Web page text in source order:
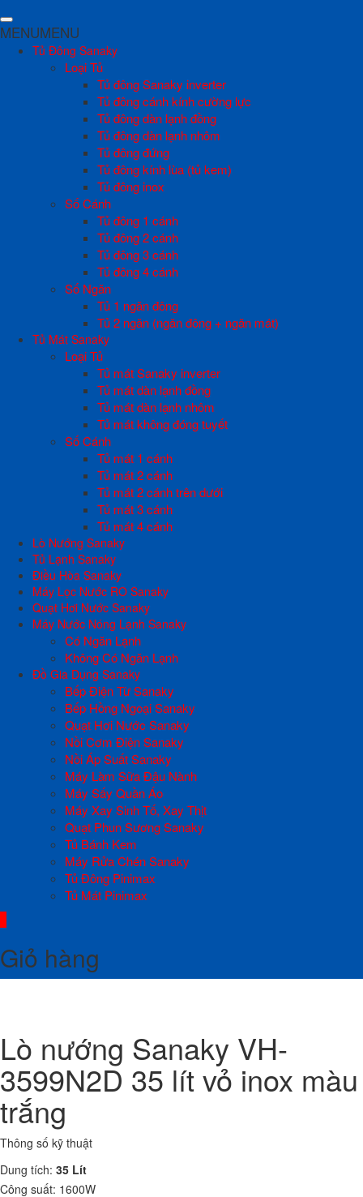
MENUMENU
Tủ Đông Sanaky
Loại Tủ
Tủ đông Sanaky inverter
Tủ đông cánh kính cường lực
Tủ đông dàn lạnh đồng
Tủ đông dàn lạnh nhôm
Tủ đông đứng
Tủ đông kính lùa (tủ kem)
Tủ đông inox
Số Cánh
Tủ đông 1 cánh
Tủ đông 2 cánh
Tủ đông 3 cánh
Tủ đông 4 cánh
Số Ngăn
Tủ 1 ngăn đông
Tủ 2 ngăn (ngăn đông + ngăn mát)
Tủ Mát Sanaky
Loại Tủ
Tủ mát Sanaky inverter
Tủ mát dàn lạnh đồng
Tủ mát dàn lạnh nhôm
Tủ mát không đóng tuyết
Số Cánh
Tủ mát 1 cánh
Tủ mát 2 cánh
Tủ mát 2 cánh trên dưới
Tủ mát 3 cánh
Tủ mát 4 cánh
Lò Nướng Sanaky
Tủ Lạnh Sanaky
Điều Hòa Sanaky
Máy Lọc Nước RO Sanaky
Quạt Hơi Nước Sanaky
Máy Nước Nóng Lạnh Sanaky
Có Ngăn Lạnh
Không Có Ngăn Lạnh
Đồ Gia Dụng Sanaky
Bếp Điện Từ Sanaky
Bếp Hồng Ngoại Sanaky
Quạt Hơi Nước Sanaky
Nồi Cơm Điện Sanaky
Nồi Áp Suất Sanaky
Máy Làm Sữa Đậu Nành
Máy Sấy Quần Áo
Máy Xay Sinh Tố, Xay Thịt
Quạt Phun Sương Sanaky
Tủ Bánh Kem
Máy Rửa Chén Sanaky
Tủ Đông Pinimax
Tủ Mát Pinimax
Giỏ hàng
Lò nướng Sanaky VH-
3599N2D 35 lít vỏ inox màu
trắng
Thông số kỹ thuật
Dung tích: 35 Lít
Công suất: 1600W